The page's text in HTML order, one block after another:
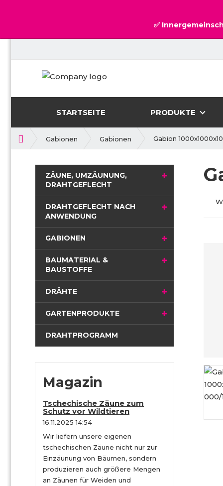
✅
STARTSEITE PRODUKTE
Gabionen Gabionen Gabion
ZÄUNE, UMZÄUNUNG,
DRAHTGEFLECHT
DRAHTGEFLECHT NACH
ANWENDUNG
GABIONEN
BAUMATERIAL &
BAUSTOFFE
DRÄHTE
GARTENPRODUKTE
DRAHTPROGRAMM
Magazin
Tschechische Zäune zum
Schutz vor Wildtieren
16.11.2025 14:54
Wir liefern unsere eigenen
tschechischen Zäune nicht nur zur
Einzäunung von Bäumen, sondern
produzieren auch größere Mengen
an Zäunen für Weiden und